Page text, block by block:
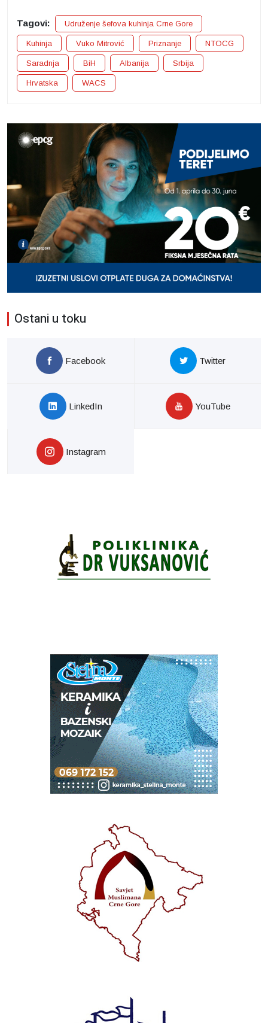
Tagovi: Udruženje šefova kuhinja Crne Gore
Kuhinja Vuko Mitrović Priznanje NTOCG
Saradnja BiH Albanija Srbija
Hrvatska WACS
Ostani u toku
Facebook Twitter
LinkedIn YouTube
Instagram